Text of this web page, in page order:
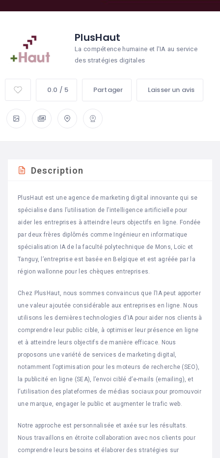
PlusHaut
La compétence humaine et l'IA au service
des stratégies digitales
0.0 / 5 Partager Laisser un avis
Description
PlusHaut est une agence de marketing digital innovante qui se
spécialise dans l’utilisation de l’intelligence artificielle pour
aider les entreprises à atteindre leurs objectifs en ligne. Fondée
par deux frères diplômés comme Ingénieur en informatique
spécialisation IA de la faculté polytechnique de Mons, Loïc et
Tanguy, l’entreprise est basée en Belgique et est agréée par la
région wallonne pour les chèques entreprises.
Chez PlusHaut, nous sommes convaincus que l’IA peut apporter
une valeur ajoutée considérable aux entreprises en ligne. Nous
utilisons les dernières technologies d’IA pour aider nos clients à
comprendre leur public cible, à optimiser leur présence en ligne
et à atteindre leurs objectifs de manière efficace. Nous
proposons une variété de services de marketing digital,
notamment l’optimisation pour les moteurs de recherche (SEO),
la publicité en ligne (SEA), l’envoi ciblé d’e-mails (emailing), et
l’utilisation des plateformes de médias sociaux pour promouvoir
une marque, engager le public et augmenter le trafic web.
Notre approche est personnalisée et axée sur les résultats.
Nous travaillons en étroite collaboration avec nos clients pour
comprendre leurs besoins et élaborer des stratégies sur